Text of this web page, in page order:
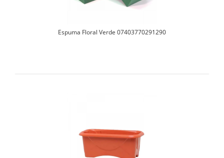
Espuma Floral Verde 07403770291290